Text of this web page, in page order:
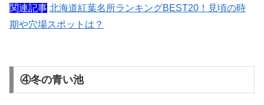
関連記事 北海道紅葉名所ランキングBEST20！見頃の時
期や穴場スポットは？
④冬の青い池